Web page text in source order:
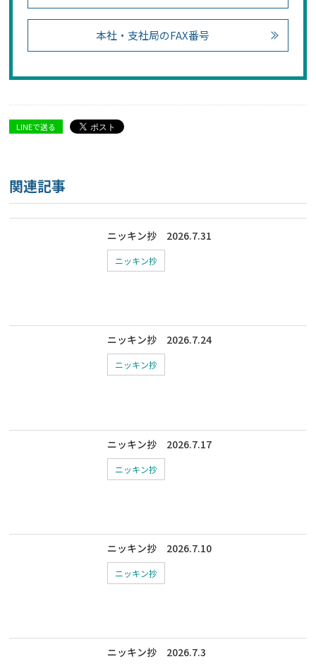
本社・支社局のFAX番号
LINEで送る
関連記事
ニッキン抄 2026.7.31
ニッキン抄
ニッキン抄 2026.7.24
ニッキン抄
ニッキン抄 2026.7.17
ニッキン抄
ニッキン抄 2026.7.10
ニッキン抄
ニッキン抄 2026.7.3